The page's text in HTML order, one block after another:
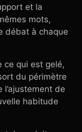
et la
mots,
débat à chaque
ce qui est gelé,
du périmètre
de
habitude